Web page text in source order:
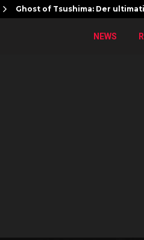
Ghost of Tsushima: Der
NEWS